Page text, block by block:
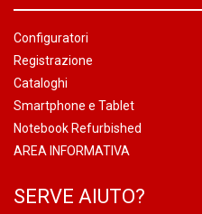
Configuratori
Registrazione
Cataloghi
Smartphone e Tablet
Notebook Refurbished
AREA INFORMATIVA
SERVE AIUTO?